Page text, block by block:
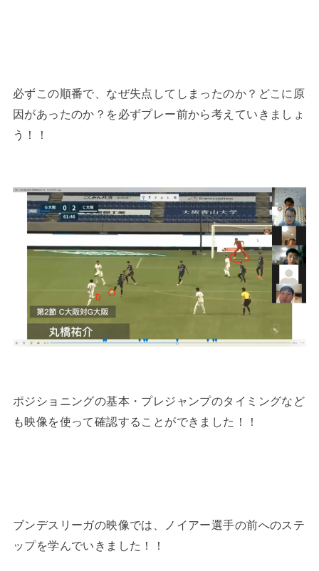
必ずこの順番で、なぜ失点してしまったのか？どこに原
因があったのか？を必ずプレー前から考えていきましょ
う！！
ポジショニングの基本・プレジャンプのタイミングなど
も映像を使って確認することができました！！
ブンデスリーガの映像では、ノイアー選手の前へのステ
ップを学んでいきました！！